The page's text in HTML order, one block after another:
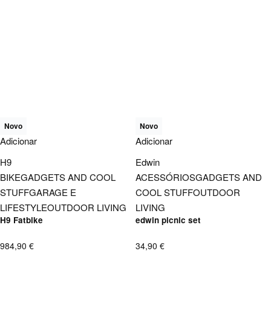
Novo
Adicionar
H9
BIKEGADGETS AND COOL
STUFFGARAGE E
LIFESTYLEOUTDOOR LIVING
H9 Fatbike
984,90 €
Novo
Adicionar
Edwin
ACESSÓRIOSGADGETS AND
COOL STUFFOUTDOOR
LIVING
edwin picnic set
34,90 €